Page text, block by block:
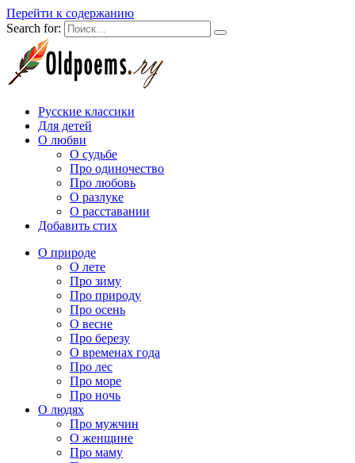
Перейти к содержанию
Search for:
Русские классики
Для детей
О любви
О судьбе
Про одиночество
Про любовь
О разлуке
О расставании
Добавить стих
О природе
О лете
Про зиму
Про природу
Про осень
О весне
Про березу
О временах года
Про лес
Про море
Про ночь
О людях
Про мужчин
О женщине
Про маму